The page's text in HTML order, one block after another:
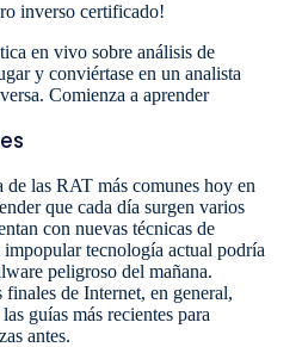
inverso certificado!
en vivo sobre análisis de
y conviértase en un analista
Comienza a aprender
las RAT más comunes hoy en
que cada día surgen varios
con nuevas técnicas de
tecnología actual podría
peligroso del mañana.
de Internet, en general,
guías más recientes para
antes.